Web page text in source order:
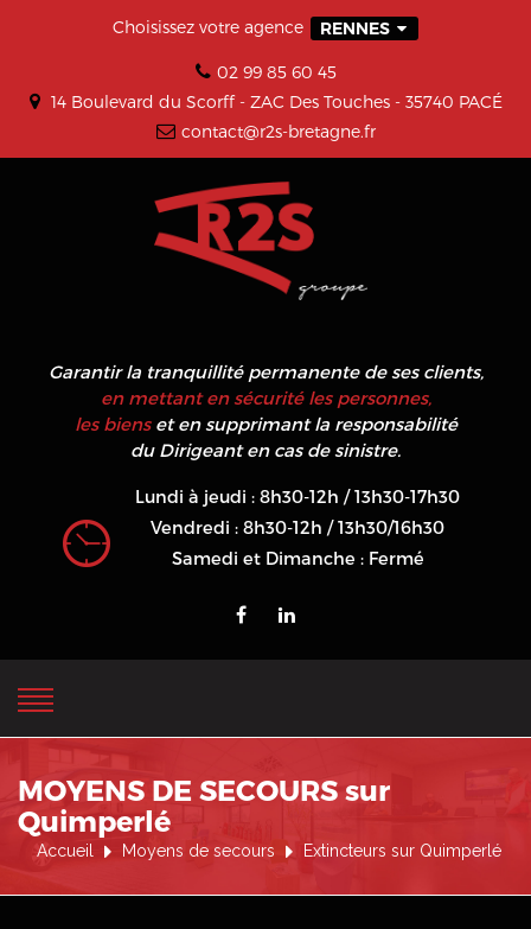
Choisissez votre agence RENNES
02 99 85 60 45
14 Boulevard du Scorff - ZAC Des Touches - 35740 PACÉ
contact@r2s-bretagne.fr
Garantir la tranquillité permanente de ses clients,
en mettant en sécurité les personnes,
les bienset en supprimant la responsabilité
du Dirigeant en cas de sinistre.
Lundi à jeudi : 8h30-12h / 13h30-17h30
Vendredi : 8h30-12h / 13h30/16h30
Samedi et Dimanche : Fermé
MOYENS DE SECOURS sur
Quimperlé
Accueil Moyens de secours Extincteurs sur Quimperlé